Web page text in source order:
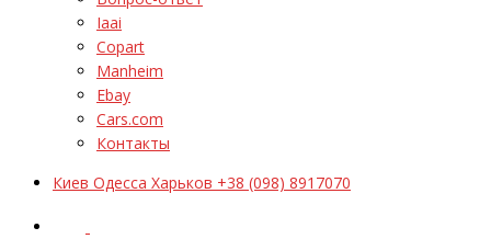
Iaai
Copart
Manheim
Ebay
Cars.com
Контакты
Киев Одесса Харьков +38 (098) 8917070